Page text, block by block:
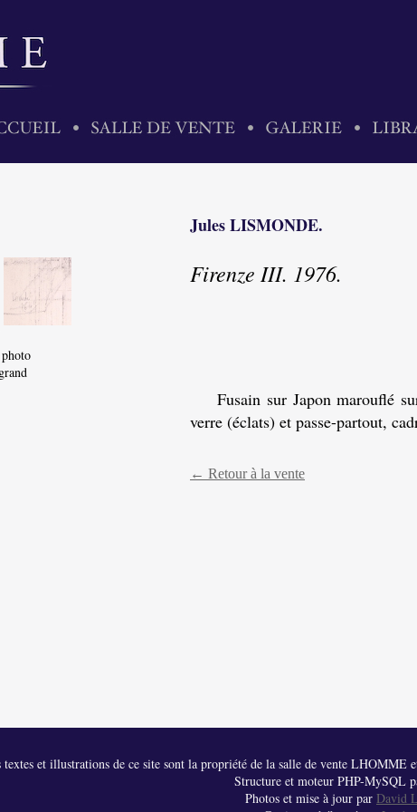
Jules LISMONDE.
Firenze III. 1976.
Fusain sur Japon marouflé
verre (éclats) et passe-partout,
← Retour à la vente
textes et illustrations de ce site sont la propriété de la salle de vente LHOMME
Structure et moteur PHP-MySQL
Photos et mise à jour par David